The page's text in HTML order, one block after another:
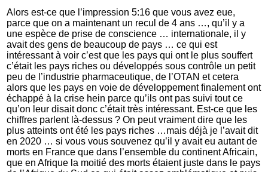
Alors est-ce que l’impression 5:16 que vous avez eue,
parce que on a maintenant un recul de 4 ans …, qu’il y a
une espèce de prise de conscience … internationale, il y
avait des gens de beaucoup de pays … ce qui est
intéressant à voir c’est que les pays qui ont le plus souffert
c’était les pays riches ou développés sous contrôle un petit
peu de l’industrie pharmaceutique, de l’OTAN et cetera
alors que les pays en voie de développement finalement ont
échappé à la crise hein parce qu’ils ont pas suivi tout ce
qu’on leur disait donc c’était très intéressant. Est-ce que les
chiffres parlent là-dessus ? On peut vraiment dire que les
plus atteints ont été les pays riches …mais déjà je l’avait dit
en 2020 … si vous vous souvenez qu’il y avait eu autant de
morts en France que dans l’ensemble du continent Africain,
que en Afrique la moitié des morts étaient juste dans le pays